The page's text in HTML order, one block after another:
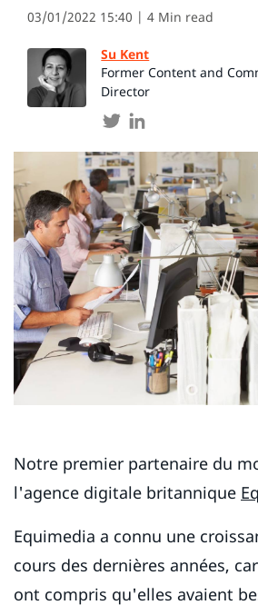
03/01/2022 15:40 | 4 Min read
Su Kent
Former Content and
Director
Notre premier partenaire du
l'agence digitale britannique
Equimedia a connu une
cours des dernières années,
ont compris qu'elles avaient